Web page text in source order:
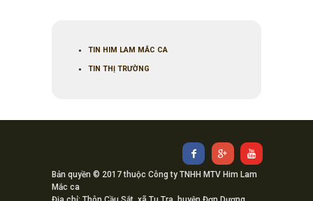
TIN HIM LAM MẮC CA
TIN THỊ TRƯỜNG
Bản quyền © 2017 thuộc Công ty TNHH MTV Him Lam
Mắc ca